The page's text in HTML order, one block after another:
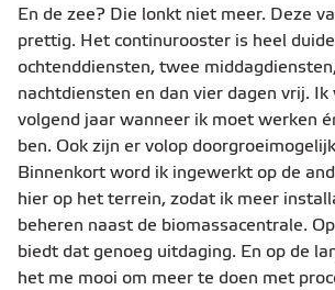
En de zee? Die lonkt niet meer. Deze
prettig. Het continurooster is heel
ochtenddiensten, twee
nachtdiensten en dan vier dagen vrij.
volgend jaar wanneer ik moet werken
ben. Ook zijn er volop
Binnenkort word ik ingewerkt op de
hier op het terrein, zodat ik meer
beheren naast de biomassacentrale.
biedt dat genoeg uitdaging. En op de
het me mooi om meer te doen met